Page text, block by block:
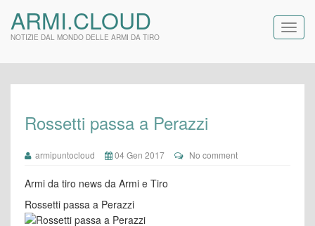
ARMI.CLOUD
NOTIZIE DAL MONDO DELLE ARMI DA TIRO
Rossetti passa a Perazzi
armipuntocloud 04 Gen 2017 No comment
Armi da tiro news da Armi e Tiro
Rossetti passa a Perazzi